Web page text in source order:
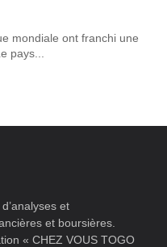
mondiale ont franchi une
pays...
et
et boursières.
« CHEZ VOUS TOGO